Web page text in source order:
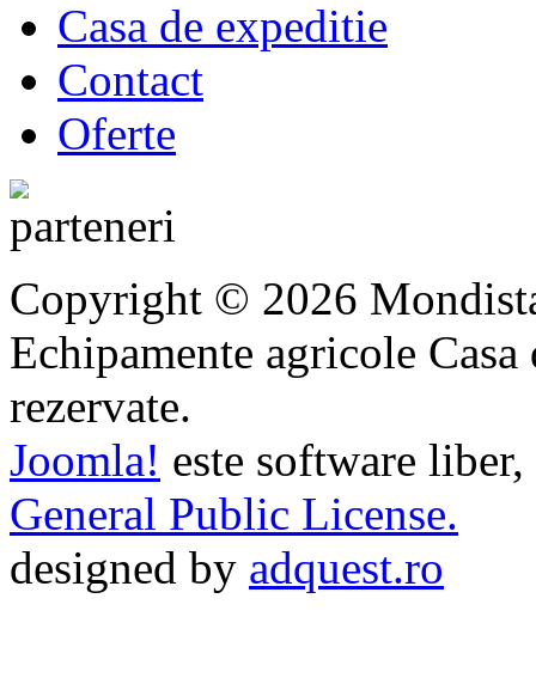
Casa de expeditie
Contact
Oferte
Copyright © 2026
Echipamente agricole
rezervate.
Joomla! este software
General Public License.
designed by adquest.ro